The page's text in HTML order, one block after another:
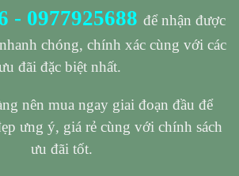
- 0977925688 để nhận được
chóng, chính xác cùng với các
đãi đặc biệt nhất.
nên mua ngay giai đoạn đầu để
ưng ý, giá rẻ cùng với chính sách
ưu đãi tốt.